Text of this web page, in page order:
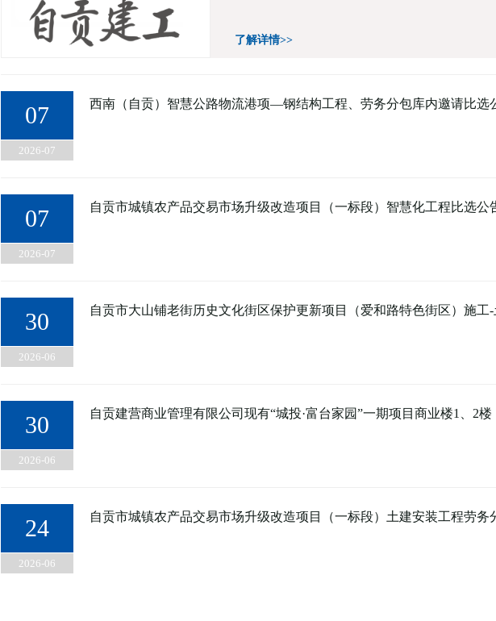
了解详情>>
07
2026-07
西南（自贡）智慧公路物流港项—钢结构工程、劳务分包库内邀请比选
07
2026-07
自贡市城镇农产品交易市场升级改造项目（一标段）智慧化工程比选公
30
2026-06
自贡市大山铺老街历史文化街区保护更新项目（爱和路特色街区）施
30
2026-06
自贡建营商业管理有限公司现有“城投·富台家园”一期项目商业楼1、2
24
2026-06
自贡市城镇农产品交易市场升级改造项目（一标段）土建安装工程劳务